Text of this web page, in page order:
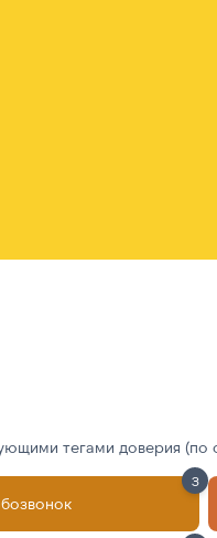
тегами доверия (по
3